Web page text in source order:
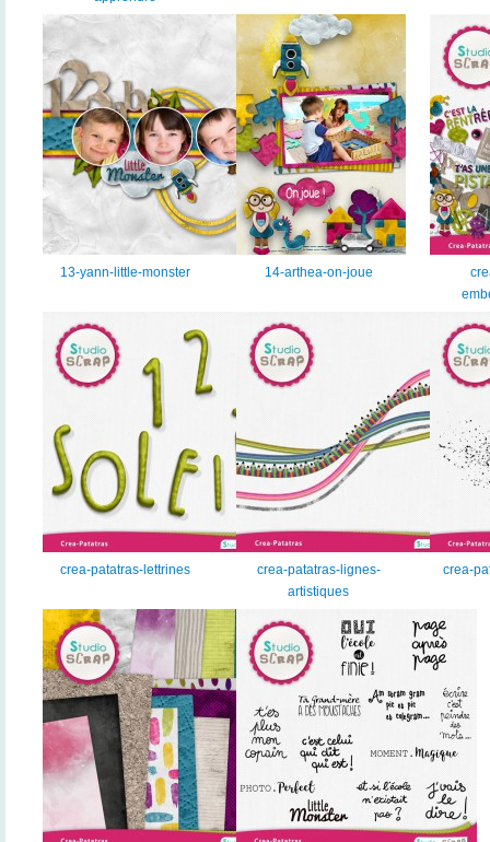
13-yann-little-monster 14-arthea-on-joue
crea-patatras-lettrines
crea-patatras-lignes-
artistiques
crea-